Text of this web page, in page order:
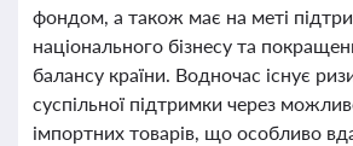
фондом, а також має на меті
національного бізнесу та
балансу країни. Водночас існує
суспільної підтримки через
імпортних товарів, що особливо